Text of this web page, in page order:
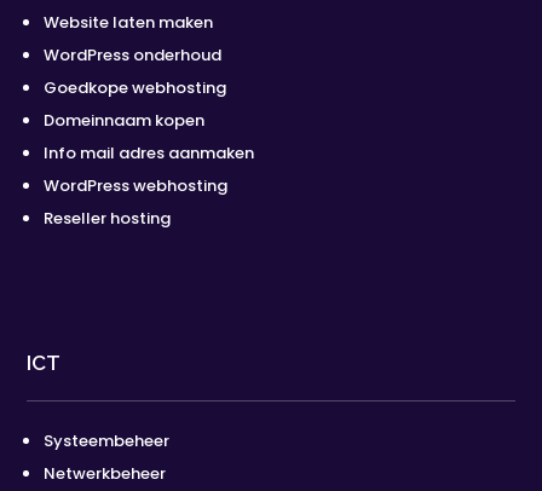
Website laten maken
WordPress onderhoud
Goedkope webhosting
Domeinnaam kopen
Info mail adres aanmaken
WordPress webhosting
Reseller hosting
ICT
Systeembeheer
Netwerkbeheer